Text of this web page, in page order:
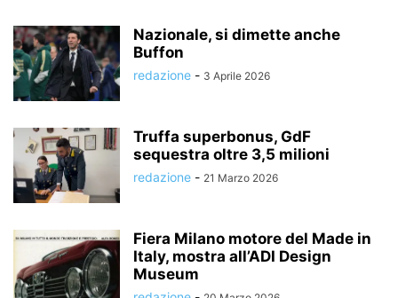
Nazionale, si dimette anche
Buffon
redazione - 3 Aprile 2026
Truffa superbonus, GdF
sequestra oltre 3,5 milioni
redazione - 21 Marzo 2026
Fiera Milano motore del Made in
Italy, mostra all’ADI Design
Museum